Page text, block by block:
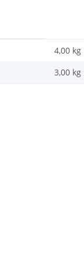
4,00 kg
3,00 kg